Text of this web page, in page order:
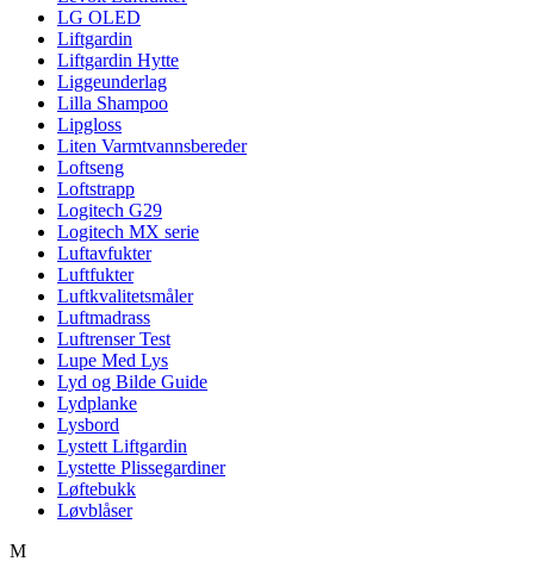
LG OLED
Liftgardin
Liftgardin Hytte
Liggeunderlag
Lilla Shampoo
Lipgloss
Liten Varmtvannsbereder
Loftseng
Loftstrapp
Logitech G29
Logitech MX serie
Luftavfukter
Luftfukter
Luftkvalitetsmåler
Luftmadrass
Luftrenser Test
Lupe Med Lys
Lyd og Bilde Guide
Lydplanke
Lysbord
Lystett Liftgardin
Lystette Plissegardiner
Løftebukk
Løvblåser
M